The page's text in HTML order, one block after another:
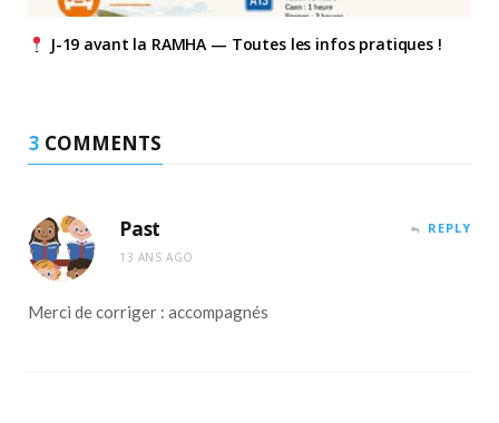
J-19 avant la RAMHA — Toutes les infos pratiques !
3 COMMENTS
Past
13 ANS AGO
REPLY
Merci de corriger : accompagnés